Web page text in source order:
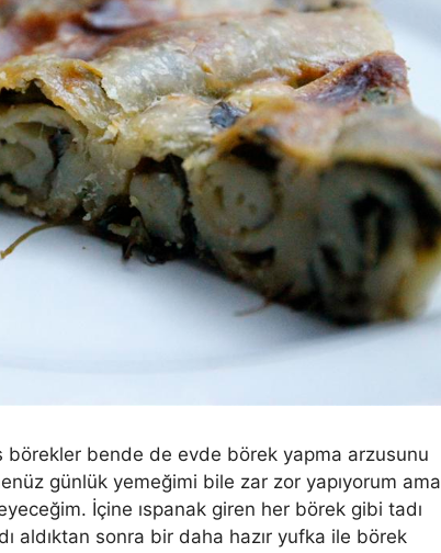
börekler bende de evde börek yapma arzusunu
günlük yemeğimi bile zar zor yapıyorum ama
İçine ıspanak giren her börek gibi tadı
aldıktan sonra bir daha hazır yufka ile börek